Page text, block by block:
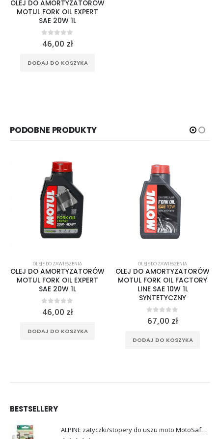
OLEJ DO AMORTYZATORÓW
MOTUL FORK OIL EXPERT
SAE 20W 1L
0out of 5
46,00 zł
DODAJ DO KOSZYKA
PODOBNE PRODUKTY
OLEJE DO ZAWIESZENIA
OLEJ DO AMORTYZATORÓW
MOTUL FORK OIL EXPERT
SAE 20W 1L
0out of 5
46,00 zł
DODAJ DO KOSZYKA
OLEJE DO ZAWIESZENIA
OLEJ DO AMORTYZATORÓW
MOTUL FORK OIL FACTORY
LINE SAE 10W 1L
SYNTETYCZNY
0out of 5
67,00 zł
DODAJ DO KOSZYKA
BESTSELLERY
ALPINE zatyczki/stopery do uszu moto MotoSafe Pro